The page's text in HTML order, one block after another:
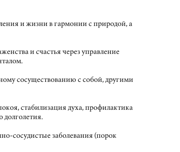
и жизни в гармонии с природой, а
и счастья через управление
сосуществованию с собой, другими
стабилизация духа, профилактика
долголетия.
сосудистые заболевания (порок